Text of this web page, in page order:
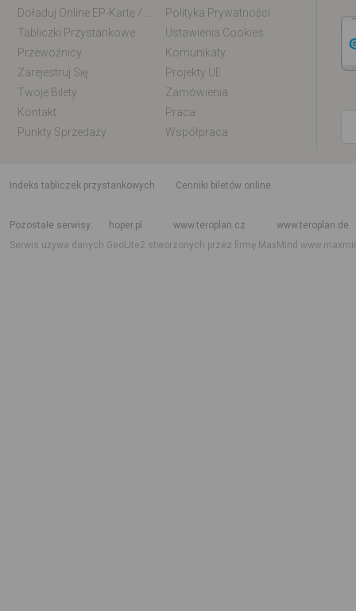
Polityka Prywatności
Tabliczki Przystankowe
Ustawienia Cookies
Przewoźnicy
Komunikaty
Zarejestruj Się
Projekty UE
Twoje Bilety
Zamówienia
Kontakt
Praca
Punkty Sprzedaży
Współpraca
indeks tabliczek przystankowych
Cenniki biletów online
Pozostałe serwisy
hoper.pl www.teroplan.cz
www.teroplan.de
Serwis używa danych GeoLite2 stworzonych przez firmę MaxMind